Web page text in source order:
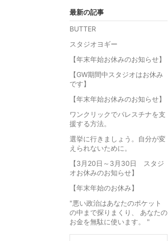
最新の記事
BUTTER
スタジオヨギー
【年末年始お休みのお知らせ】
【GW期間中スタジオはお休み
です】
【年末年始お休みのお知らせ】
ワンクリックでパレスチナを支
援する方法。
選挙に行きましょう。自分が変
えられないために。
【3月20日～3月30日 スタジ
オお休みのお知らせ】
【年末年始のお休み】
"悪い政治はあなたのポケット
の中まで探りまくり、 あなたの
お金を無駄に使います。 "